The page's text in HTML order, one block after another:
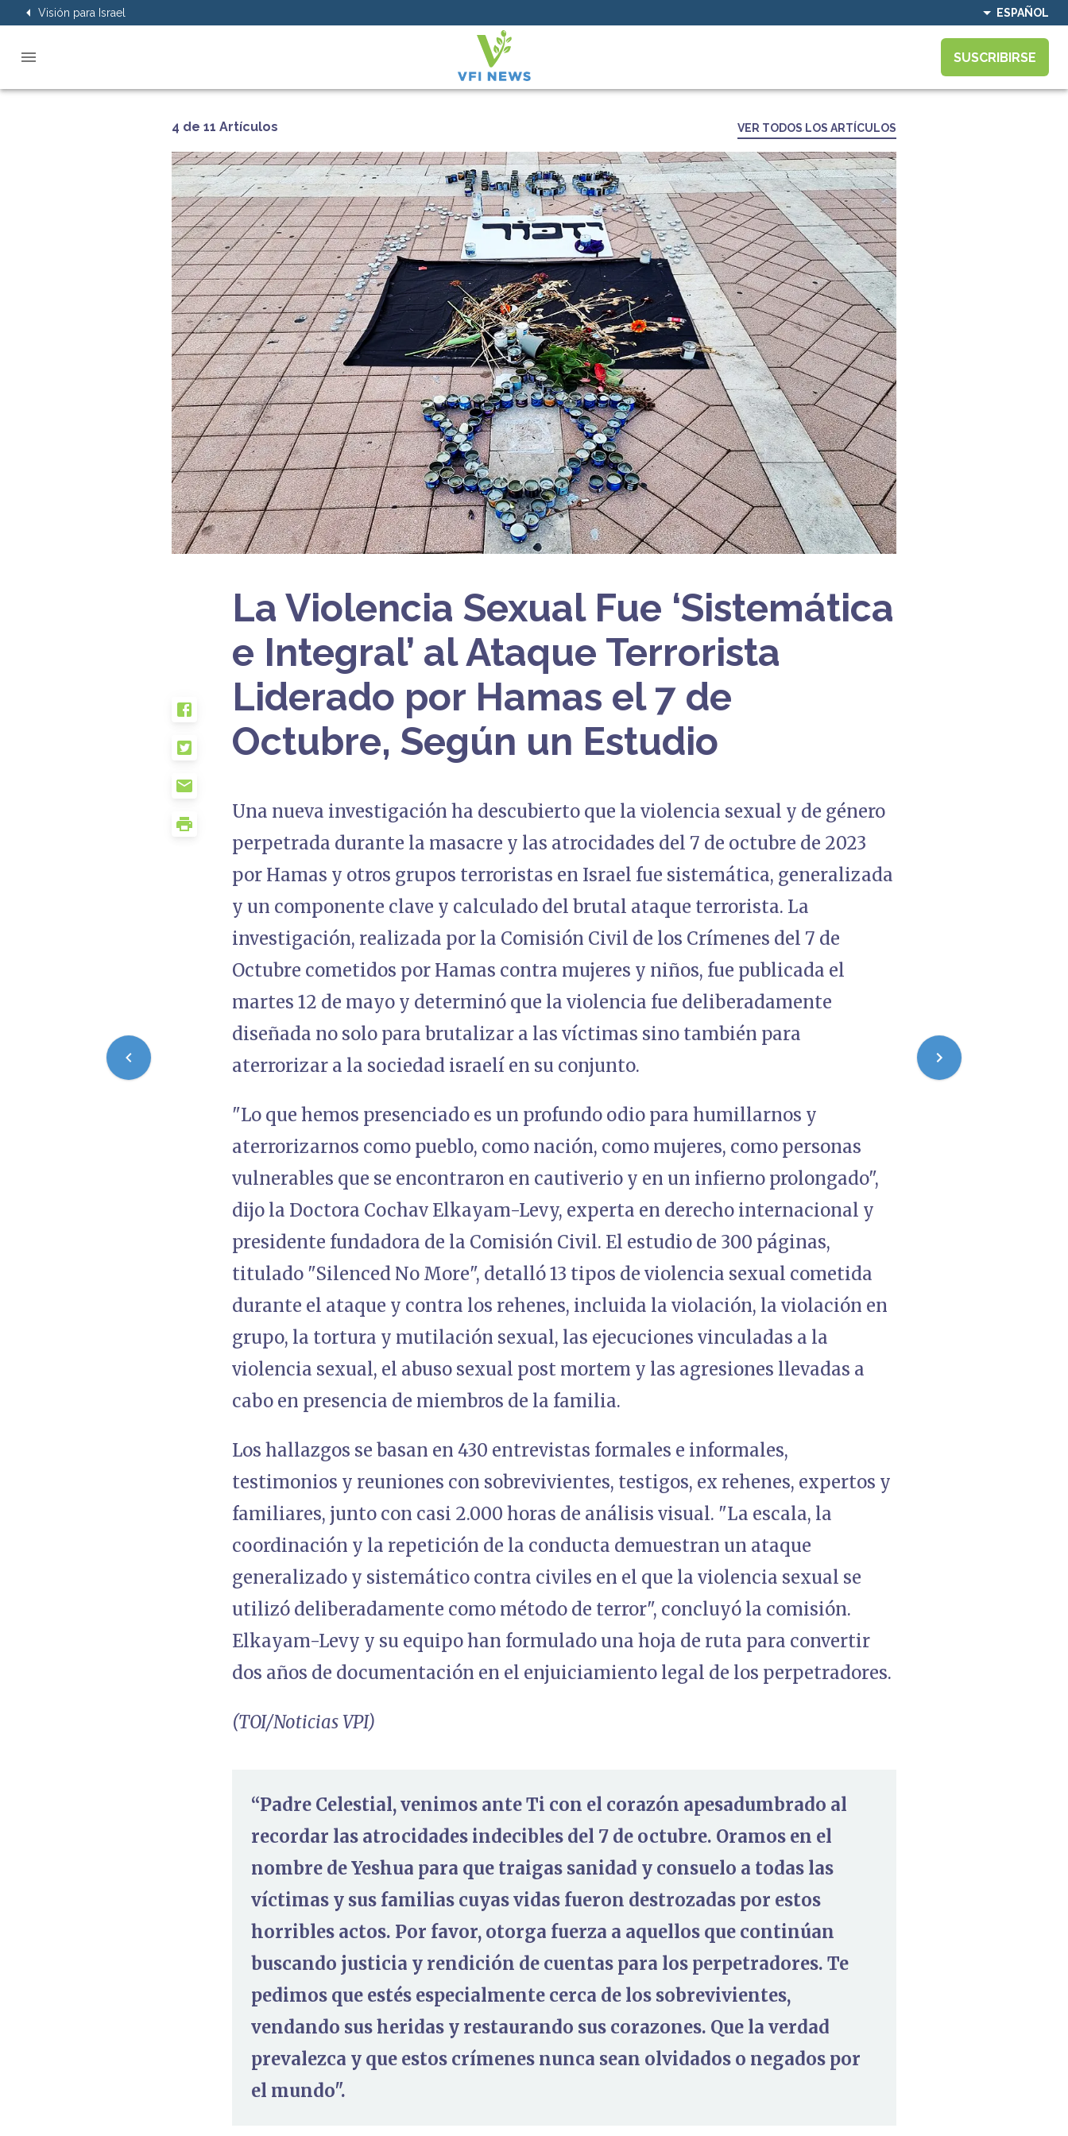
Visión para Israel ESPAÑOL
SUSCRIBIRSE
4 de 11 Artículos VER TODOS LOS ARTÍCULOS
La Violencia Sexual Fue ‘Sistemática
e Integral’ al Ataque Terrorista
Liderado por Hamas el 7 de
Octubre, Según un Estudio
Una nueva investigación ha descubierto que la violencia sexual y de género
perpetrada durante la masacre y las atrocidades del 7 de octubre de 2023
por Hamas y otros grupos terroristas en Israel fue sistemática, generalizada
y un componente clave y calculado del brutal ataque terrorista. La
investigación, realizada por la Comisión Civil de los Crímenes del 7 de
Octubre cometidos por Hamas contra mujeres y niños, fue publicada el
martes 12 de mayo y determinó que la violencia fue deliberadamente
diseñada no solo para brutalizar a las víctimas sino también para
aterrorizar a la sociedad israelí en su conjunto.
"Lo que hemos presenciado es un profundo odio para humillarnos y
aterrorizarnos como pueblo, como nación, como mujeres, como personas
vulnerables que se encontraron en cautiverio y en un infierno prolongado",
dijo la Doctora Cochav Elkayam-Levy, experta en derecho internacional y
presidente fundadora de la Comisión Civil. El estudio de 300 páginas,
titulado "Silenced No More", detalló 13 tipos de violencia sexual cometida
durante el ataque y contra los rehenes, incluida la violación, la violación en
grupo, la tortura y mutilación sexual, las ejecuciones vinculadas a la
violencia sexual, el abuso sexual post mortem y las agresiones llevadas a
cabo en presencia de miembros de la familia.
Los hallazgos se basan en 430 entrevistas formales e informales,
testimonios y reuniones con sobrevivientes, testigos, ex rehenes, expertos y
familiares, junto con casi 2.000 horas de análisis visual. "La escala, la
coordinación y la repetición de la conducta demuestran un ataque
generalizado y sistemático contra civiles en el que la violencia sexual se
utilizó deliberadamente como método de terror", concluyó la comisión.
Elkayam-Levy y su equipo han formulado una hoja de ruta para convertir
dos años de documentación en el enjuiciamiento legal de los perpetradores.
(TOI/Noticias VPI)
“Padre Celestial, venimos ante Ti con el corazón apesadumbrado al
recordar las atrocidades indecibles del 7 de octubre. Oramos en el
nombre de Yeshua para que traigas sanidad y consuelo a todas las
víctimas y sus familias cuyas vidas fueron destrozadas por estos
horribles actos. Por favor, otorga fuerza a aquellos que continúan
buscando justicia y rendición de cuentas para los perpetradores. Te
pedimos que estés especialmente cerca de los sobrevivientes,
vendando sus heridas y restaurando sus corazones. Que la verdad
prevalezca y que estos crímenes nunca sean olvidados o negados por
el mundo".